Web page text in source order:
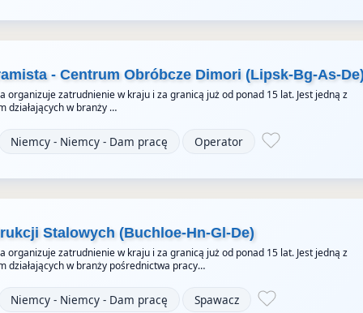
- Centrum Obróbcze Dimori (Lipsk-Bg-As-
organizuje zatrudnienie w kraju i za granicą już od ponad 15 lat. Jest jedną z
działających w branży …
Niemcy - Niemcy - Dam pracę Operator
Stalowych (Buchloe-Hn-Gl-De)
organizuje zatrudnienie w kraju i za granicą już od ponad 15 lat. Jest jedną z
działających w branży pośrednictwa pracy…
Niemcy - Niemcy - Dam pracę Spawacz